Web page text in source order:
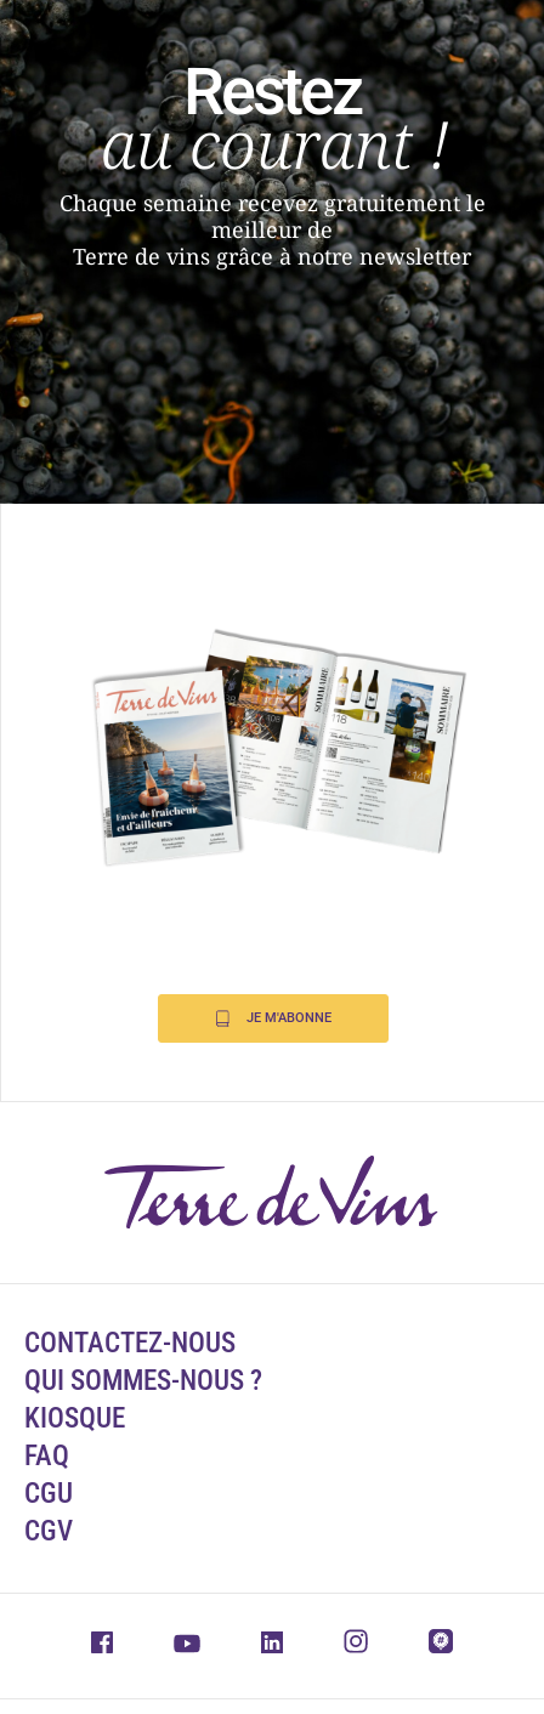
Restez
au courant !
Chaque semaine recevez gratuitement le
meilleur de
Terre de vins grâce à notre newsletter
JE M'ABONNE
CONTACTEZ-NOUS
QUI SOMMES-NOUS ?
KIOSQUE
FAQ
CGU
CGV